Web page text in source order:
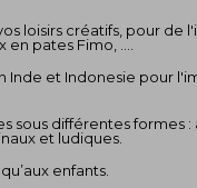
loisirs créatifs, pour de
en pates Fimo, ....
Inde et Indonesie pour
sous différentes formes :
et ludiques.
enfants.